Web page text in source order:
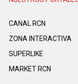
CANAL RCN
ZONA INTERACTIVA
SUPERLIKE
MARKET RCN